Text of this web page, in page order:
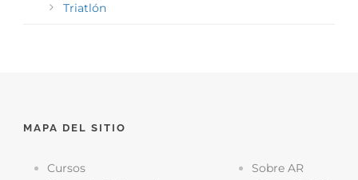
Triatlón
MAPA DEL SITIO
Cursos
Sobre AR